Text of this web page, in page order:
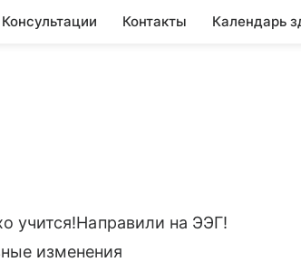
Консультации Контакты Календарь
учится!Направили на ЭЭГ!
изменения